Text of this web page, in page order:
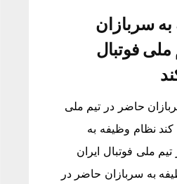
سربازان
فوتبال
حاضر در تیم ملی
کند نظام وظیفه به
ملی فوتبال ایران
به سربازان حاضر در